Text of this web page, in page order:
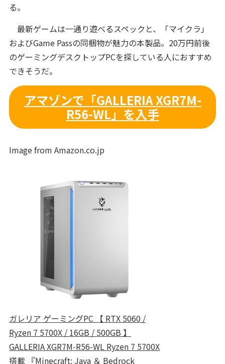
る。
最新ゲームは一通り遊べるスペックと、「マイクラ」
およびGame Passの同梱物が魅力の本製品。20万円前後
のゲーミングデスクトップPCを探している人におすすめ
できそうだ。
アマゾンで「GALLERIA XGR7M-
R56-WL」を入手
Image from Amazon.co.jp
ガレリア ゲーミングPC 【 RTX 5060 /
Ryzen 7 5700X / 16GB / 500GB 】
GALLERIA XGR7M-R56-WL Ryzen 7 5700X
搭載 『Minecraft: Java ＆ Bedrock